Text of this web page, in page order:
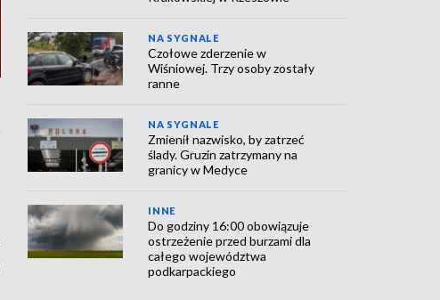
NA SYGNALE
Czołowe zderzenie w
Wiśniowej. Trzy osoby zostały
ranne
NA SYGNALE
Zmienił nazwisko, by zatrzeć
ślady. Gruzin zatrzymany na
granicy w Medyce
INNE
Do godziny 16:00 obowiązuje
ostrzeżenie przed burzami dla
całego województwa
podkarpackiego